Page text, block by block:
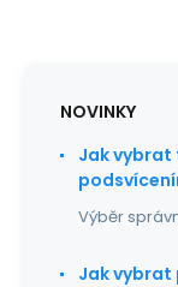
NOVINKY
Jak vybrat
Výběr
Jak vybrat